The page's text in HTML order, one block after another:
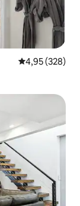
Gemiddelde
4,95 (328)